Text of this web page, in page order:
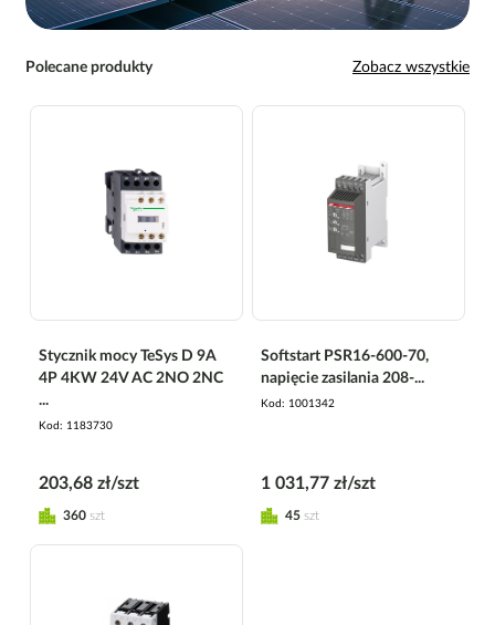
Polecane produkty Zobacz wszystkie
Stycznik mocy TeSys D 9A
4P 4KW 24V AC 2NO 2NC
...
Kod 1183730
203,68 zł/szt
360 szt
Softstart PSR16-600-70,
napięcie zasilania 208-...
Kod 1001342
1 031,77 zł/szt
45 szt